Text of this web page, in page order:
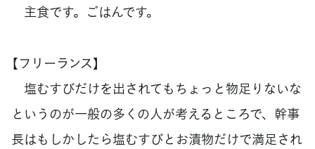
主食です。ごはんです。
【フリーランス】
塩むすびだけを出されてもちょっと物足りないな
というのが一般の多くの人が考えるところで、幹事
長はもしかしたら塩むすびとお漬物だけで満足され